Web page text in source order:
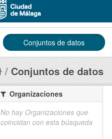
Conjuntos de datos
Conjuntos de datos
Organizaciones
No hay Organizaciones que
coincidan con esta búsqueda